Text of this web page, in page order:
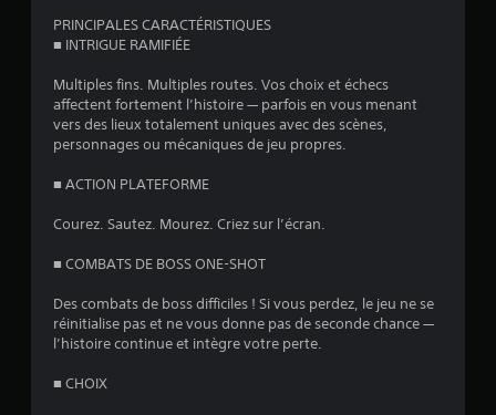
5
s
)
PRINCIPALES CARACTÉRISTIQUES
■ INTRIGUE RAMIFIÉE
Multiples fins. Multiples routes. Vos choix et échecs
affectent fortement l’histoire — parfois en vous menant
vers des lieux totalement uniques avec des scènes,
personnages ou mécaniques de jeu propres.
■ ACTION PLATEFORME
Courez. Sautez. Mourez. Criez sur l’écran.
■ COMBATS DE BOSS ONE-SHOT
Des combats de boss difficiles ! Si vous perdez, le jeu ne se
réinitialise pas et ne vous donne pas de seconde chance —
l’histoire continue et intègre votre perte.
■ CHOIX